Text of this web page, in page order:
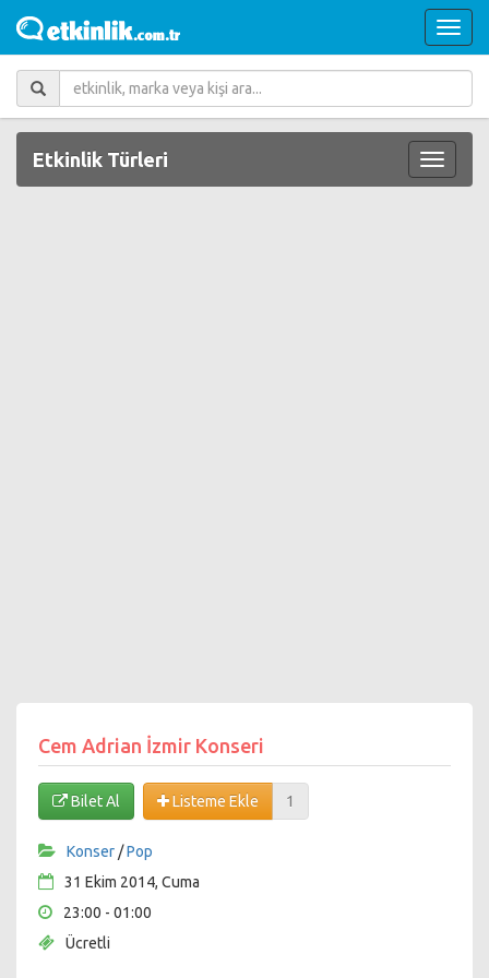
Etkinlik Türleri
Cem Adrian İzmir Konseri
Bilet Al Listeme Ekle 1
Konser /Pop
31 Ekim 2014, Cuma
23:00 - 01:00
Ücretli